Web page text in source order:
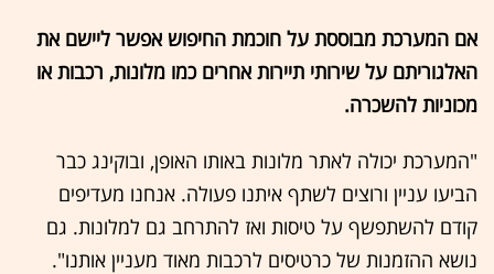
אם המערכת מבוססת על חוכמת החיפוש אפשר ליישם את
האלגוריתם על שירותי תיירות אחרים כמו מלונות, רכבות או
מכוניות להשכרה.
"המערכת יכולה לאתר מלונות באותו האופן, ובוקינג כבר
הביעו עניין ורוצים לשתף איתנו פעולה. אנחנו מעדיפים
קודם להשתפשף על טיסות ואז להתרחב גם למלונות. גם
נושא ההזמנות של כרטיסים לרכבות מאוד מעניין אותנו".